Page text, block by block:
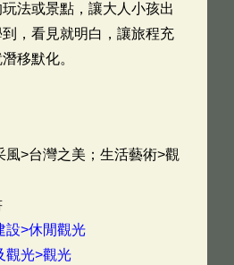
法或景點，讓大人小孩出
，看見就明白，讓旅程充
移默化。
風>台灣之美；生活藝術>觀
設>休閒觀光
觀光>觀光